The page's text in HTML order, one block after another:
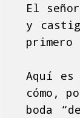
El
y
Aquí es
cómo,
boda